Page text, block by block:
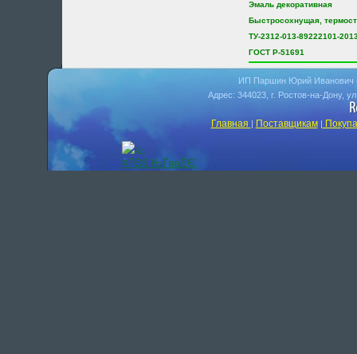
Эмаль декоративная
Быстросохнущая,
ТУ-2312-013-89222101-
ГОСТ Р-51691
ИП Паршин Юрий Иванович
Адрес: 344023, г. Ростов-на-Дону,
Главная | Поставщикам|